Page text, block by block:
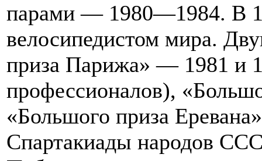
парами — 1980—1984. В
велосипедистом мира.
приза Парижа» — 1981 и
профессионалов),
«Большого приза
Спартакиады народов